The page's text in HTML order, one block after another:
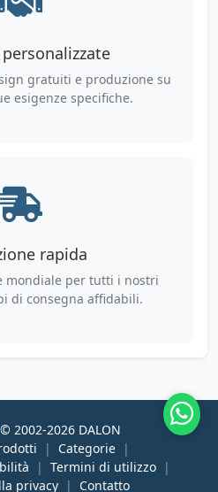
gratuiti e produzione su
esigenze specifiche.
rapida
mondiale per tutti i nostri
di consegna affidabili.
2002-2026 DALON
| Categorie
|
| Termini di utilizzo |
privacy
| Contatto